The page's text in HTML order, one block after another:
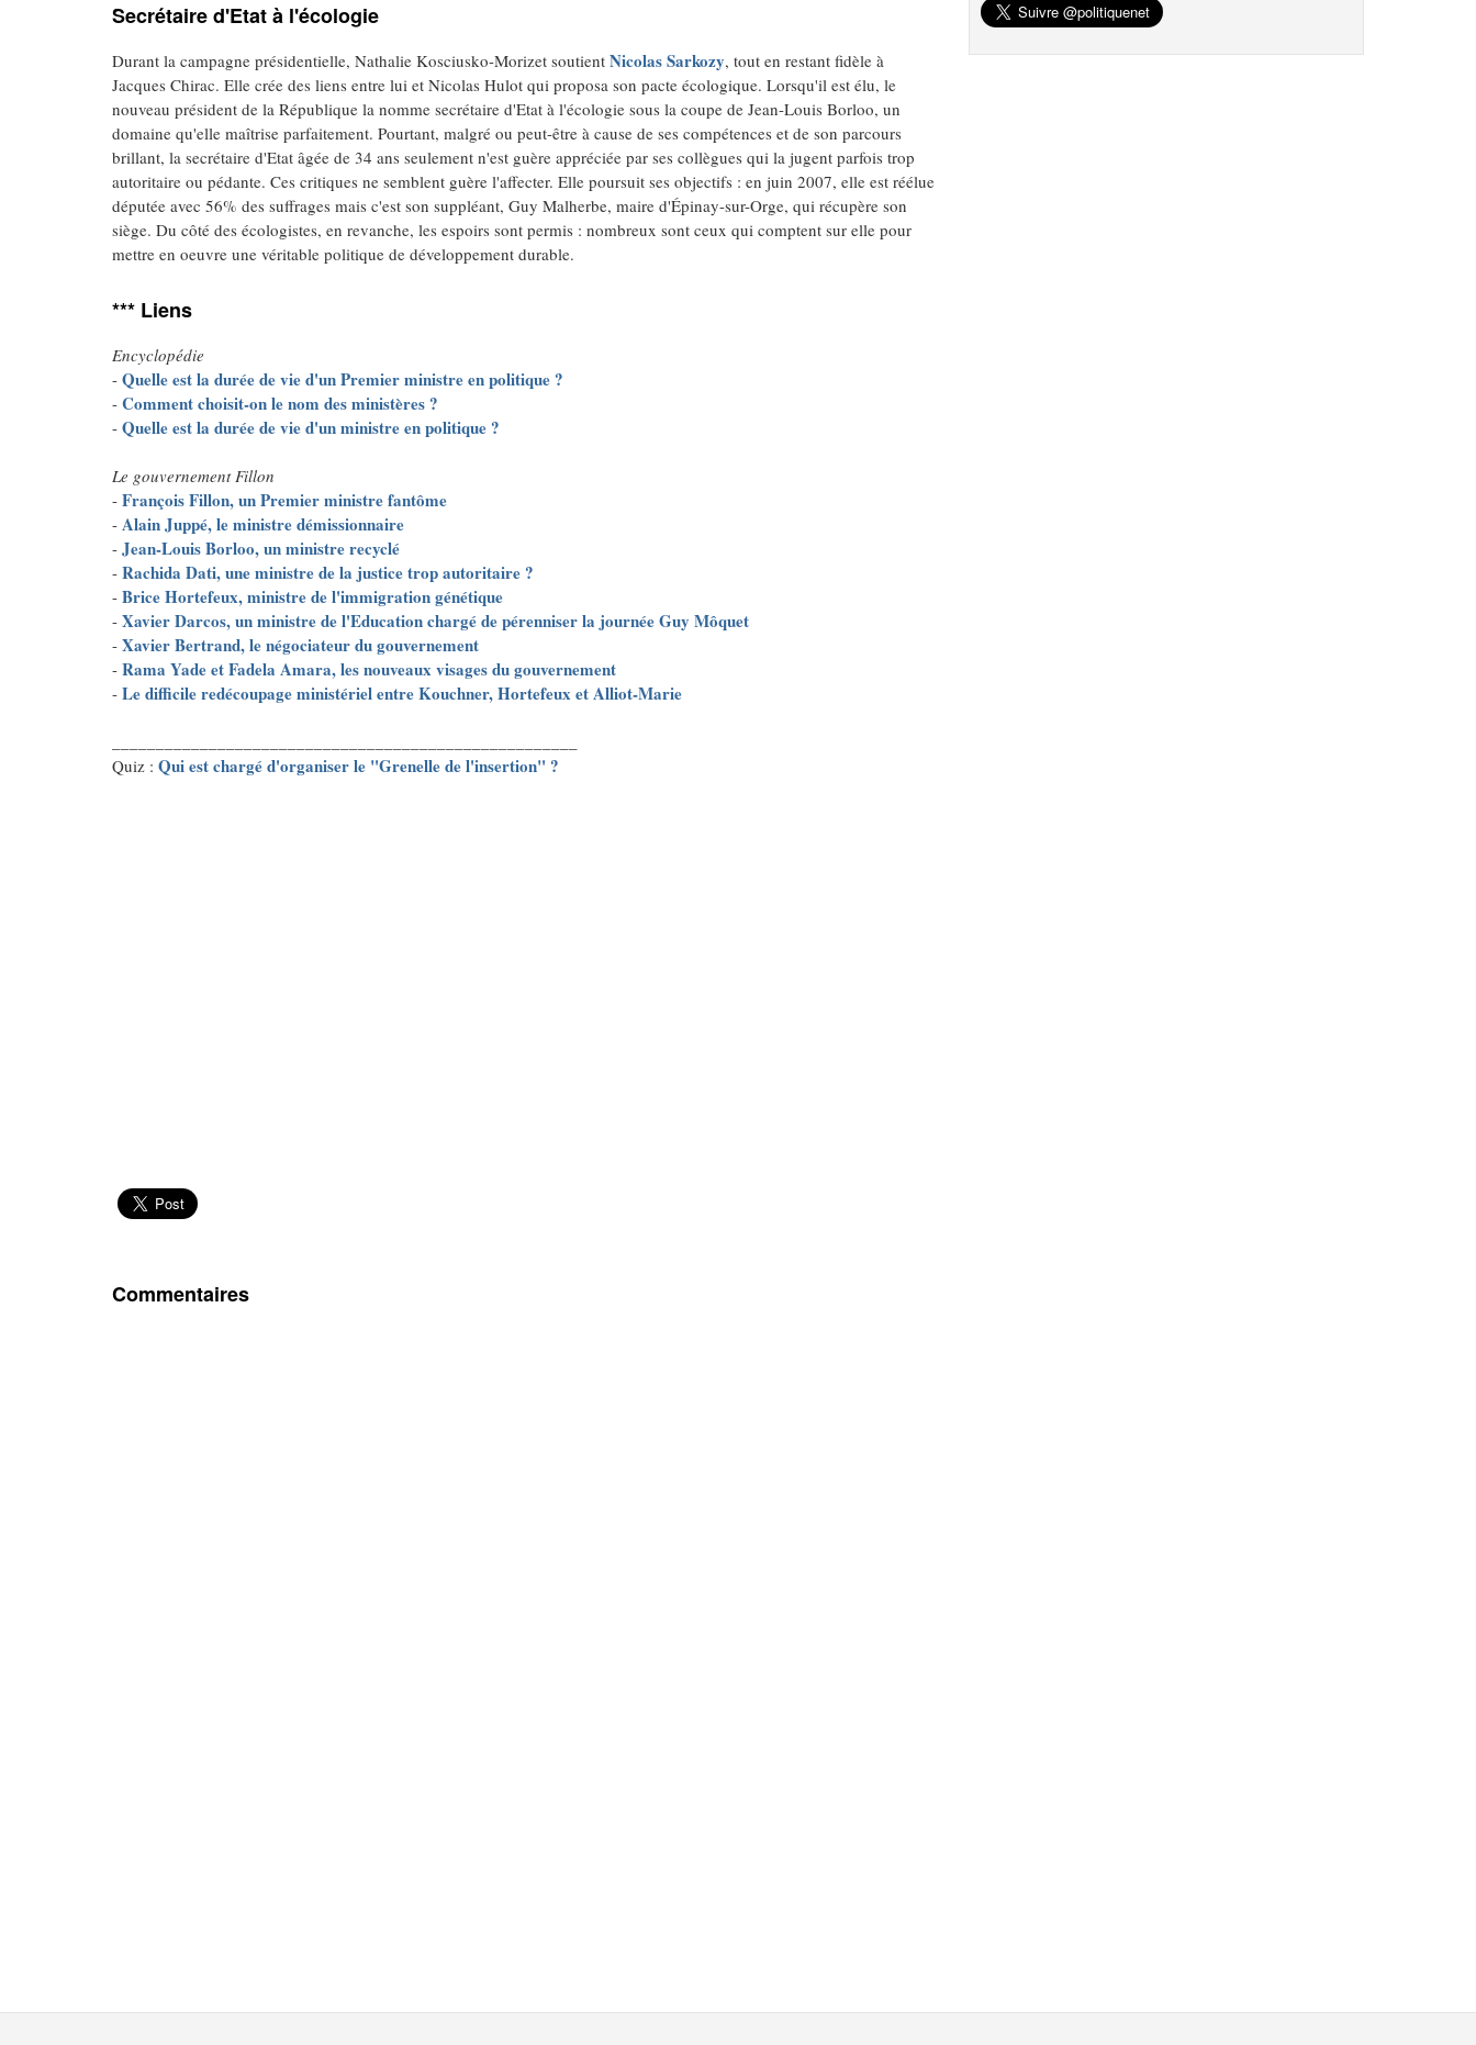
Secrétaire d'Etat à l'écologie
Durant la campagne présidentielle, Nathalie Kosciusko-Morizet soutient Nicolas Sarkozy, tout en restant fidèle à
Jacques Chirac. Elle crée des liens entre lui et Nicolas Hulot qui proposa son pacte écologique. Lorsqu'il est élu, le
nouveau président de la République la nomme secrétaire d'Etat à l'écologie sous la coupe de Jean-Louis Borloo, un
domaine qu'elle maîtrise parfaitement. Pourtant, malgré ou peut-être à cause de ses compétences et de son parcours
brillant, la secrétaire d'Etat âgée de 34 ans seulement n'est guère appréciée par ses collègues qui la jugent parfois trop
autoritaire ou pédante. Ces critiques ne semblent guère l'affecter. Elle poursuit ses objectifs : en juin 2007, elle est réélue
députée avec 56% des suffrages mais c'est son suppléant, Guy Malherbe, maire d'Épinay-sur-Orge, qui récupère son
siège. Du côté des écologistes, en revanche, les espoirs sont permis : nombreux sont ceux qui comptent sur elle pour
mettre en oeuvre une véritable politique de développement durable.
*** Liens
Encyclopédie
- Quelle est la durée de vie d'un Premier ministre en politique ?
- Comment choisit-on le nom des ministères ?
- Quelle est la durée de vie d'un ministre en politique ?
Le gouvernement Fillon
- François Fillon, un Premier ministre fantôme
- Alain Juppé, le ministre démissionnaire
- Jean-Louis Borloo, un ministre recyclé
- Rachida Dati, une ministre de la justice trop autoritaire ?
- Brice Hortefeux, ministre de l'immigration génétique
- Xavier Darcos, un ministre de l'Education chargé de pérenniser la journée Guy Môquet
- Xavier Bertrand, le négociateur du gouvernement
- Rama Yade et Fadela Amara, les nouveaux visages du gouvernement
- Le difficile redécoupage ministériel entre Kouchner, Hortefeux et Alliot-Marie
Quiz : Qui est chargé d'organiser le "Grenelle de l'insertion" ?
Commentaires